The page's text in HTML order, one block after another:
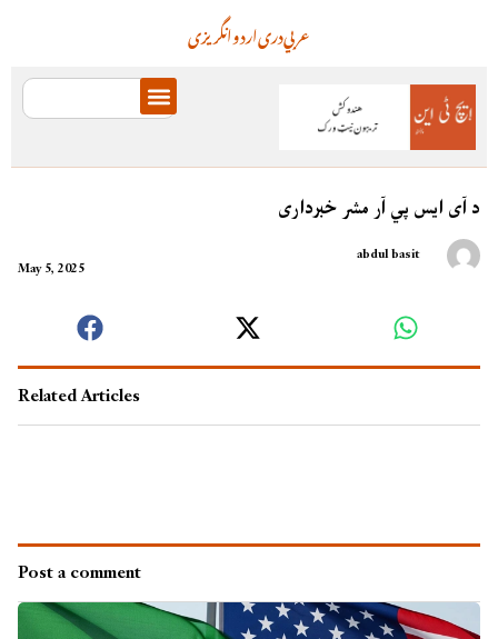
انگریزیاردودریعربي
د آی ایس پي آر مشر خبرداری
May 5, 2025
abdul basit
Related Articles
Post a comment